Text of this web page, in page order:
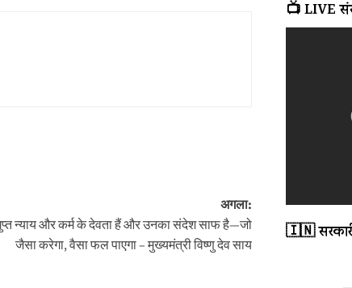
अगला:
न्याय और कर्म के देवता हैं और उनका संदेश साफ है—जो
जैसा करेगा, वैसा फल पाएगा – मुख्यमंत्री विष्णु देव साय
📺 LIVE
🇮🇳